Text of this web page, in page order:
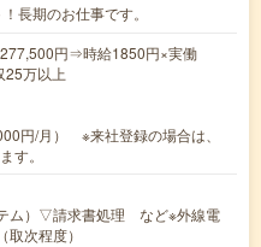
長期のお仕事です。
円⇒時給1850円×実働
25万以上
円/月） ※来社登録の場合は、
す。
ム）▽請求書処理 など※外線電
次程度）